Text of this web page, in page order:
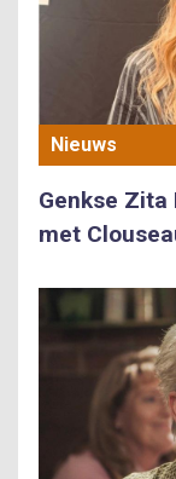
Nieuws
Genkse Zita
met